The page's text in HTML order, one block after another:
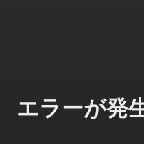
エラーが発